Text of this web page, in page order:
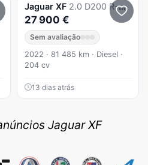
Jaguar XF 2.0 D200 R-Dynamic S AWD Aut.
27 900 €
Sem avaliação
2022 · 81 485 km · Diesel ·
204 cv
13 dias atrás
Jaguar XF